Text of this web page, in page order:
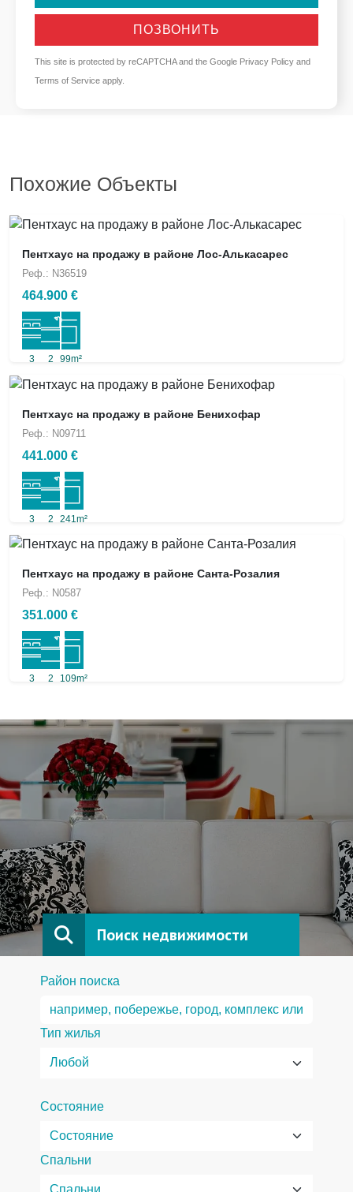
ПОЗВОНИТЬ
This site is protected by reCAPTCHA and the Google Privacy Policy and
Terms of Service apply.
Похожие Объекты
Пентхаус на продажу в районе Лос-Алькасарес
Реф.: N36519
464.900 €
3 2 99m²
Пентхаус на продажу в районе Бенихофар
Реф.: N09711
441.000 €
3 2 241m²
Пентхаус на продажу в районе Санта-Розалия
Реф.: N0587
351.000 €
3 2 109m²
Поиск недвижимости
Район поиска
Тип жилья
Состояние
Спальни